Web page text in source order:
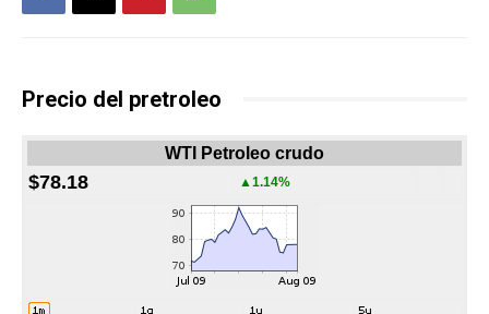
Precio del pretroleo
WTI Petroleo crudo
$78.18 ▲1.14%